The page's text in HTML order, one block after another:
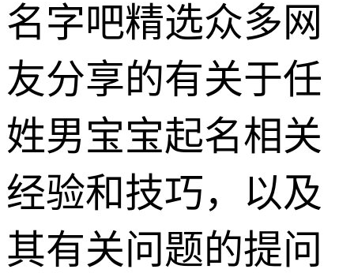
名字吧精选众多网
友分享的有关于任
姓男宝宝起名相关
经验和技巧，以及
其有关问题的提问